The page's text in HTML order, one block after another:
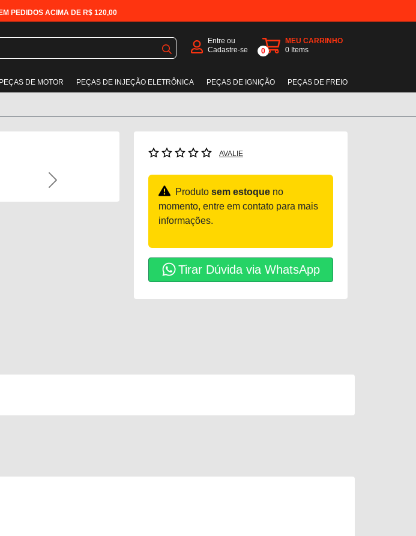
PEDIDOS ACIMA DE R$ 120,00
Entre ou
Cadastre-se
0
MEU CARRINHO
0 Items
PEÇAS DE MOTOR PEÇAS DE INJEÇÃO ELETRÔNICA PEÇAS DE IGNIÇÃO PEÇAS DE FREIO
Next
AVALIE
Produto sem estoque no
momento, entre em contato para mais
informações.
Tirar Dúvida via WhatsApp